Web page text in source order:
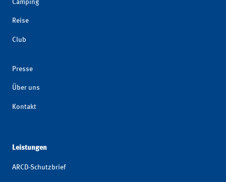
Camping
Reise
Club
Presse
Über uns
Kontakt
Leistungen
ARCD-Schutzbrief